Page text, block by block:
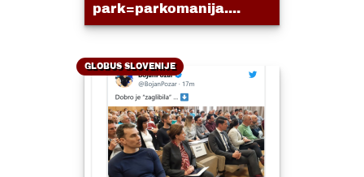
park=parkomanija....
GLOBUS SLOVENIJE